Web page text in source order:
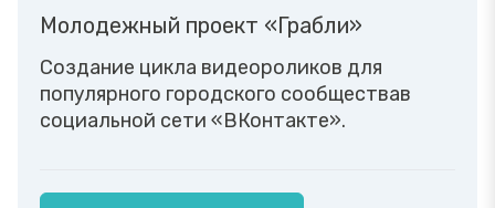
Молодежный проект «Грабли»
Создание цикла видеороликов для
популярного городского сообществав
социальной сети «ВКонтакте».